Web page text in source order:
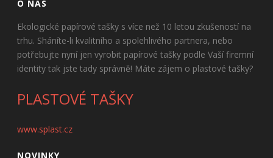
O NÁS
Ekologické papírové tašky s více než 10 letou zkušeností na
trhu. Sháníte-li kvalitního a spolehlivého partnera, nebo
potřebujte nyní jen vyrobit papírové tašky podle Vaší firemní
identity tak jste tady správně! Máte zájem o plastové tašky?
PLASTOVÉ TAŠKY
www.splast.cz
NOVINKY